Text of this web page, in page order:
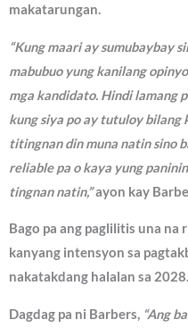
makatarungan.
“Kung maari ay sumubaybay
mabubuo yung kanilang
mga kandidato. Hindi lamang
kung siya po ay tutuloy bilang
titingnan din muna natin sino
reliable pa o kaya yung
tingnan natin,”ayon kay
Bago pa ang paglilitis una na
kanyang intensyon sa
nakatakdang halalan sa 2028.
Dagdag pa ni Barbers, “Ang